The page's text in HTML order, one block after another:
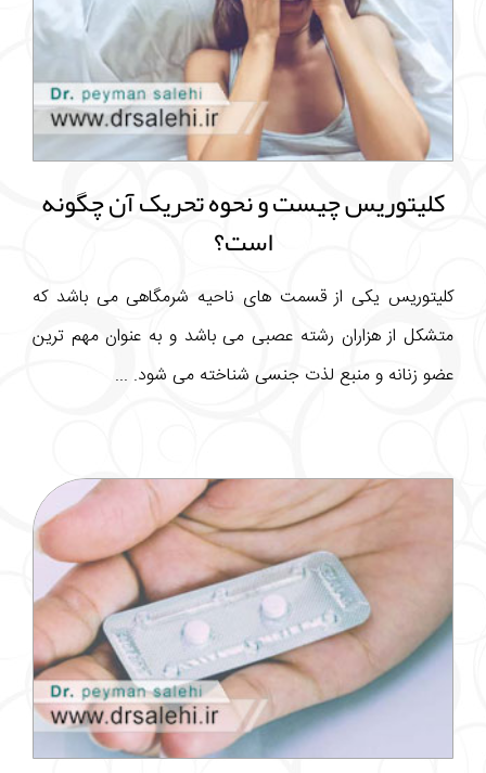
کلیتوریس چیست و نحوه تحریک آن چگونه
است؟
کلیتوریس یکی از قسمت های ناحیه شرمگاهی می باشد که
متشکل از هزاران رشته عصبی می باشد و به عنوان مهم ترین
عضو زنانه و منبع لذت جنسی شناخته می شود. ...